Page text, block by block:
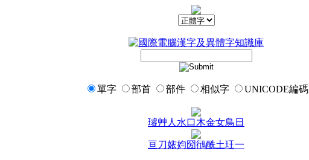
單字 部首 部件 相似字 UNICODE編碼
璿艸 人 水口木金女鳥 日
亘刀㛄㚬圀鴴酰土玨一